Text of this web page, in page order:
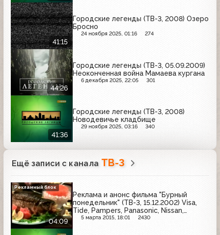
41:15
Городские легенды (ТВ-3, 2008) Озеро
Бросно
24 ноября 2025, 01:16 274
44:26
Городские легенды (ТВ-3, 05.09.2009)
Неоконченная война Мамаева кургана
6 декабря 2025, 22:05 301
41:36
Городские легенды (ТВ-3, 2008)
Новодевичье кладбище
29 ноября 2025, 03:16 340
Ещё записи с канала ТВ-3
04:09
Реклама и анонс фильма "Бурный
понедельник" (ТВ-3, 15.12.2002) Visa,
Tide, Pampers, Panasonic, Nissan,
Россия-Щедрая душа, Dirol, Maggi
5 марта 2015, 18:01 2430
Рекламный блок